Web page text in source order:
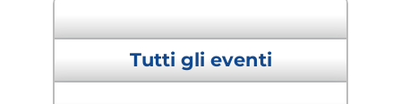
Tutti gli eventi